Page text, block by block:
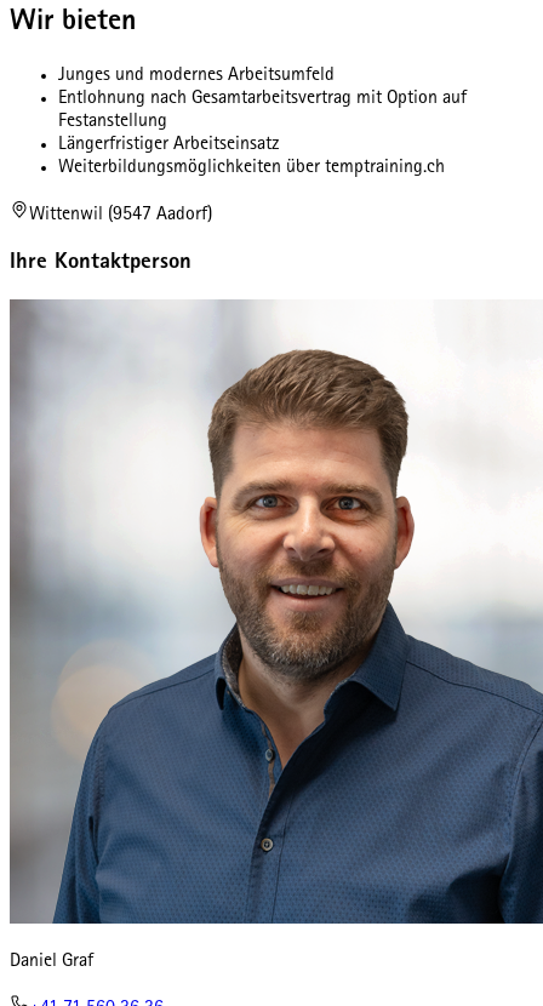
Wir bieten
Junges und modernes Arbeitsumfeld
Entlohnung nach Gesamtarbeitsvertrag mit Option auf
Festanstellung
Längerfristiger Arbeitseinsatz
Weiterbildungsmöglichkeiten über temptraining.ch
Wittenwil (9547 Aadorf)
Ihre Kontaktperson
Daniel Graf